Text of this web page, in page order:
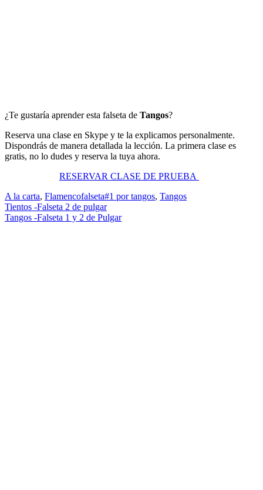
¿Te gustaría aprender esta falseta de Tangos?
Reserva una clase en Skype y te la explicamos personalmente.
Dispondrás de manera detallada la lección. La primera clase es
gratis, no lo dudes y reserva la tuya ahora.
RESERVAR CLASE DE PRUEBA
A la carta, Flamencofalseta#1 por tangos, Tangos
Navegación
de
Tientos -Falseta 2 de pulgar
Tangos -Falseta 1 y 2 de Pulgar